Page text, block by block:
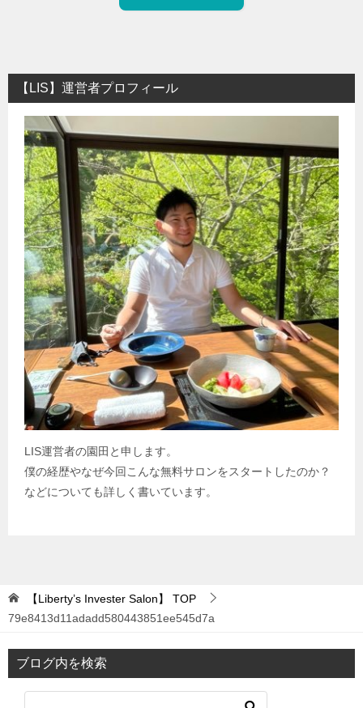
【LIS】運営者プロフィール
LIS運営者の園田と申します。
僕の経歴やなぜ今回こんな無料サロンをスタートしたのか？
などについても詳しく書いています。
【Liberty’s Invester Salon】
TOP
79e8413d11adadd580443851ee545d7a
ブログ内を検索